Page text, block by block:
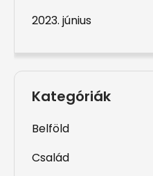
2023. június
Kategóriák
Belföld
Család